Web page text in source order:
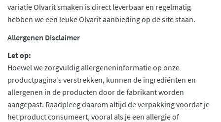
variatie Olvarit smaken is direct leverbaar en regelmatig
hebben we een leuke Olvarit aanbieding op de site staan.
Allergenen Disclaimer
Let op:
Hoewel we zorgvuldig allergeneninformatie op onze
productpagina’s verstrekken, kunnen de ingrediënten en
allergenen in de producten door de fabrikant worden
aangepast. Raadpleeg daarom altijd de verpakking voordat je
het product consumeert, vooral als je een allergie of